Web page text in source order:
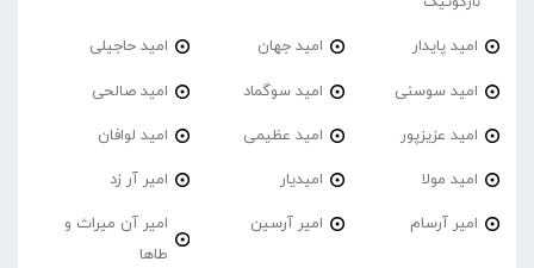
امید پایدار امید جهان امید حاجیلی
امید سوسنی امید سوگماد امید صالحی
امید عزیزپور امید عظیمی امید لوافان
امید مولا امیدیار امیر آر زد
امیر آرسام امیر آرسین
امیر آن میراث و
طاها